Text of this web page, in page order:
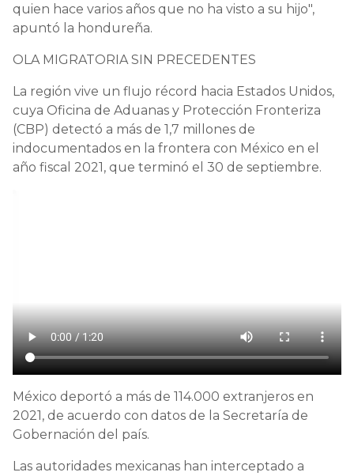
quien hace varios años que no ha visto a su hijo",
apuntó la hondureña.
OLA MIGRATORIA SIN PRECEDENTES
La región vive un flujo récord hacia Estados Unidos,
cuya Oficina de Aduanas y Protección Fronteriza
(CBP) detectó a más de 1,7 millones de
indocumentados en la frontera con México en el
año fiscal 2021, que terminó el 30 de septiembre.
México deportó a más de 114.000 extranjeros en
2021, de acuerdo con datos de la Secretaría de
Gobernación del país.
Las autoridades mexicanas han interceptado a